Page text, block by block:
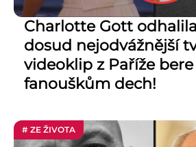
Charlotte Gott
dosud nejodvážnější
videoklip z Paříže bere
fanouškům dech!
# ZE ŽIVOTA